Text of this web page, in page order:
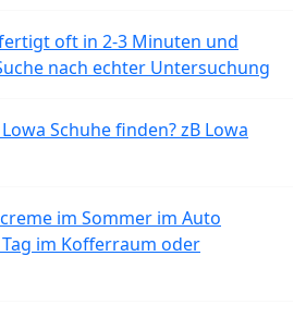
oft in 2-3 Minuten und
nach echter Untersuchung
Schuhe finden? zB Lowa
im Sommer im Auto
Tag im Kofferraum oder